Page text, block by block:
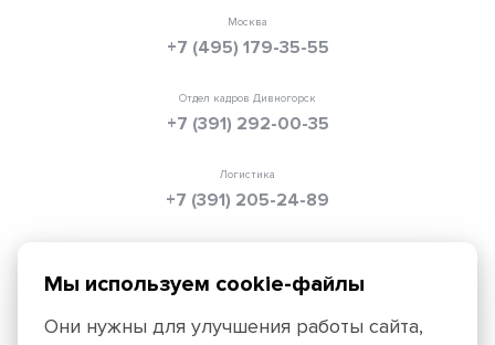
Москва
+7 (495) 179-35-55
Отдел кадров Дивногорск
+7 (391) 292-00-35
Логистика
+7 (391) 205-24-89
info@texpolimer.ru
Мы используем cookie-файлы
Они нужны для улучшения работы сайта,